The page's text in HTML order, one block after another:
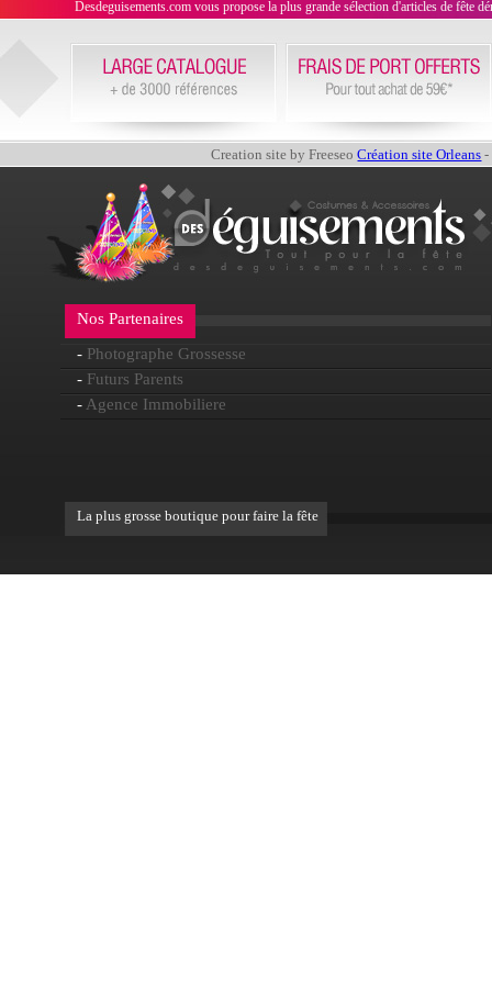
Desdeguisements.com vous propose la plus grande sélection d'articles de fête
Creation site by FreeseoCréation site Orleans -
Nos Partenaires
- Photographe Grossesse
- Futurs Parents
- Agence Immobiliere
La plus grosse boutique pour faire la fête